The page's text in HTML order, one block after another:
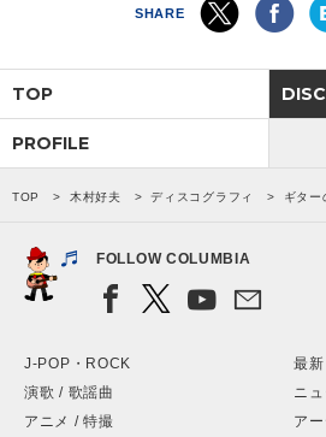
SHARE
TOP
PROFILE
TOP 木村好夫 ディスコグラフィ ギタ
FOLLOW COLUMBIA
J-POP・ROCK
演歌 / 歌謡曲
アニメ / 特撮
最
ニ
ア